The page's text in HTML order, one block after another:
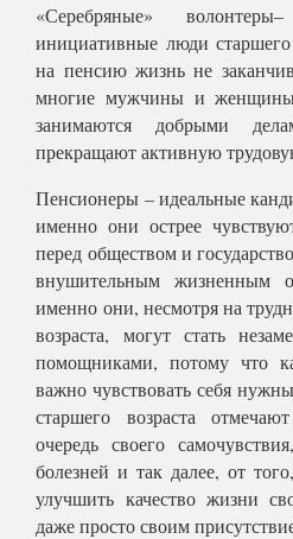
«Серебряные»
инициативные люди
на пенсию жизнь не
многие мужчины и женщины,
занимаются добрыми
прекращают активную
Пенсионеры – идеальные
именно они острее
перед обществом и
внушительным жизненным
именно они, несмотря на
возраста, могут стать
помощниками, потому что
важно чувствовать себя
старшего возраста
очередь своего
болезней и так далее, от
улучшить качество жизни
даже просто своим